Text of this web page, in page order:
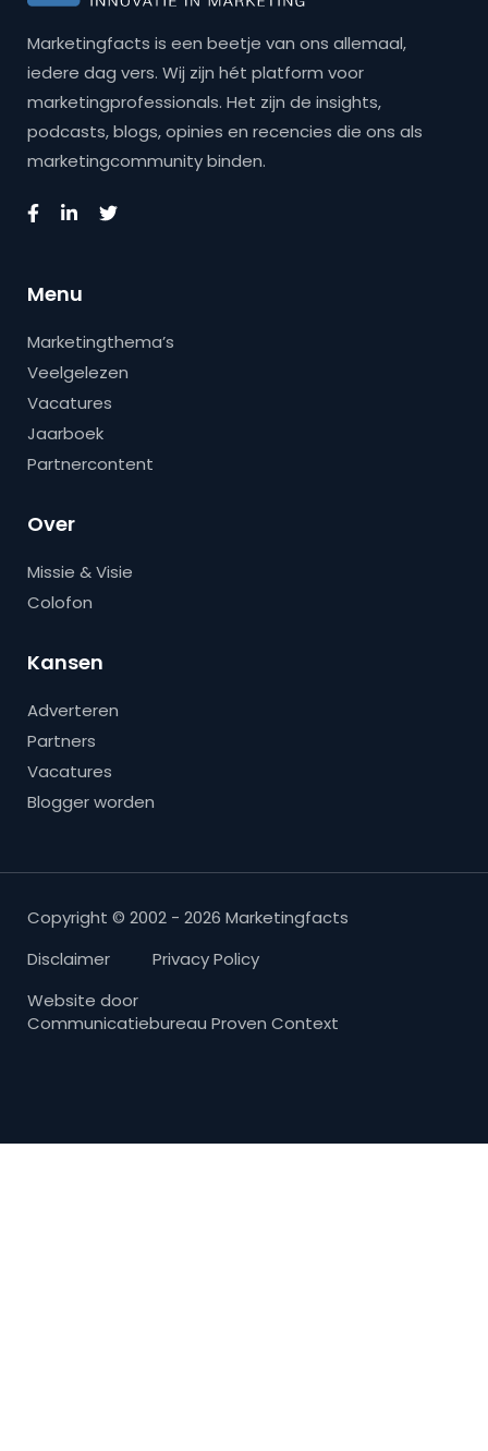
Marketingfacts is een beetje van ons allemaal,
iedere dag vers. Wij zijn hét platform voor
marketingprofessionals. Het zijn de insights,
podcasts, blogs, opinies en recencies die ons als
marketingcommunity binden.
Menu
Marketingthema’s
Veelgelezen
Vacatures
Jaarboek
Partnercontent
Over
Missie & Visie
Colofon
Kansen
Adverteren
Partners
Vacatures
Blogger worden
Copyright © 2002 - 2026 Marketingfacts
Disclaimer
Privacy Policy
Website door
Communicatiebureau Proven Context